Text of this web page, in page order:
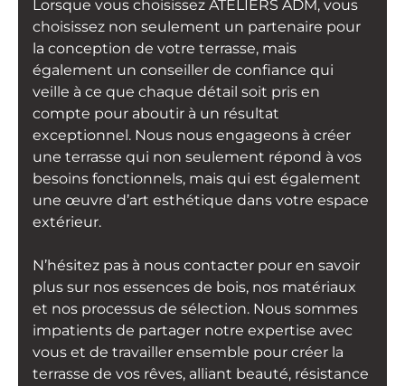
Lorsque vous choisissez ATELIERS ADM, vous
choisissez non seulement un partenaire pour
la conception de votre terrasse, mais
également un conseiller de confiance qui
veille à ce que chaque détail soit pris en
compte pour aboutir à un résultat
exceptionnel. Nous nous engageons à créer
une terrasse qui non seulement répond à vos
besoins fonctionnels, mais qui est également
une œuvre d’art esthétique dans votre espace
extérieur.
N’hésitez pas à nous contacter pour en savoir
plus sur nos essences de bois, nos matériaux
et nos processus de sélection. Nous sommes
impatients de partager notre expertise avec
vous et de travailler ensemble pour créer la
terrasse de vos rêves, alliant beauté, résistance